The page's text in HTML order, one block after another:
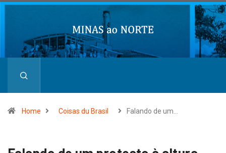
Home Coisas du Brasil Falando de um…